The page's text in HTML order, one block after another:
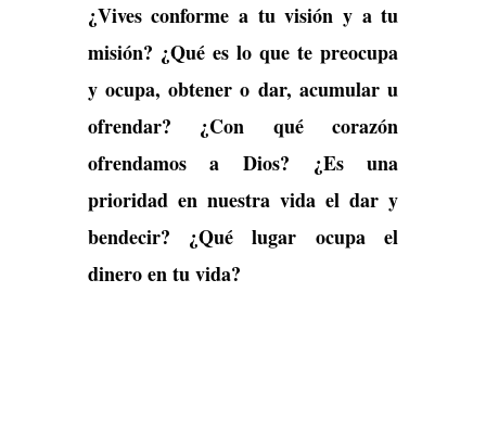
¿Vives conforme a tu visión y a tu
misión? ¿Qué es lo que te preocupa
y ocupa, obtener o dar, acumular u
ofrendar? ¿Con qué corazón
ofrendamos a Dios? ¿Es una
prioridad en nuestra vida el dar y
bendecir? ¿Qué lugar ocupa el
dinero en tu vida?